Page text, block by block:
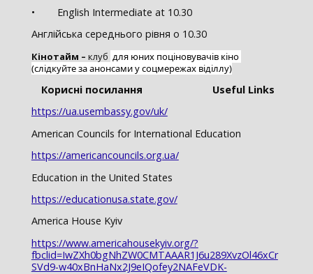
• English Intermediate at 10.30
Англійська середнього рівня о 10.30
Кінотайм – клуб для юних поціновувачів кіно
(слідкуйте за анонсами у соцмережах віділлу)
Корисні посилання Useful Links
https://ua.usembassy.gov/uk/
American Councils for International Education
https://americancouncils.org.ua/
Education in the United States
https://educationusa.state.gov/
America House Kyiv
https://www.americahousekyiv.org/?
fbclid=IwZXh0bgNhZW0CMTAAAR1J6u289XvzOl46xCr
SVd9-w40xBnHaNx2J9eIQofey2NAFeVDK-